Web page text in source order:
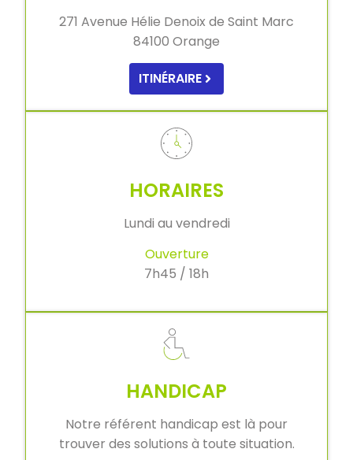
271 Avenue Hélie Denoix de Saint Marc
84100 Orange
ITINÉRAIRE
HORAIRES
Lundi au vendredi
Ouverture
7h45 / 18h
HANDICAP
Notre référent handicap est là pour
trouver des solutions à toute situation.